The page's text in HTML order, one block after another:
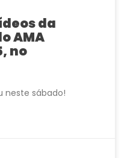
da
AMA
no
neste sábado!